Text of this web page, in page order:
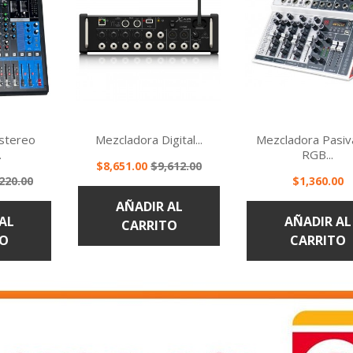
Vista rápida
Mezcladora Digital...
Precio
$8,651.00 Precio
$9,612.00
AÑADIR AL
CARRITO
Vista
Mezcladora
RGB...
Precio
$1,360.00
AÑADIR AL
CARRITO